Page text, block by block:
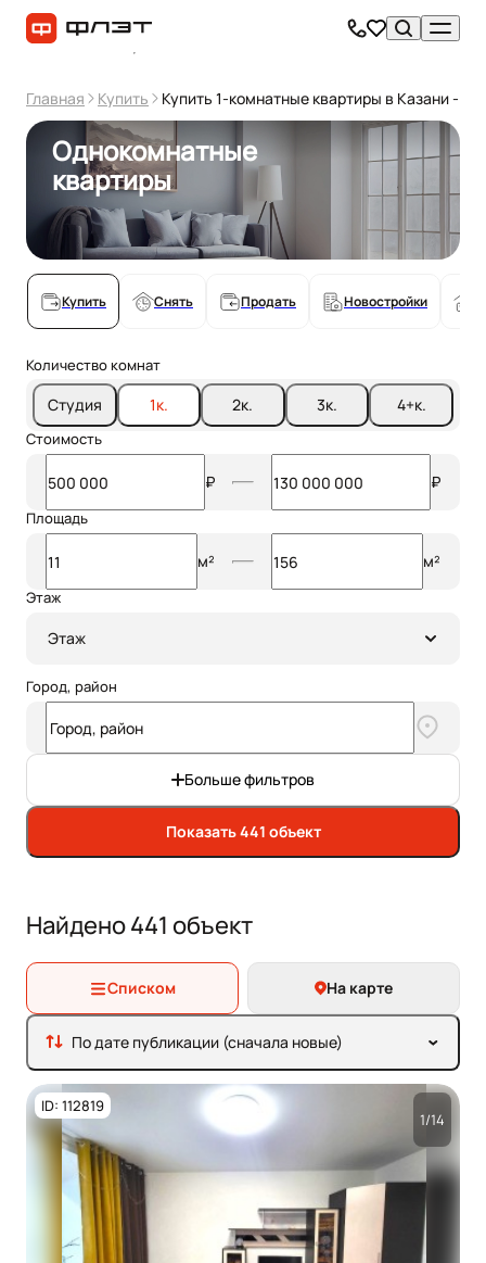
Главная Купить Купить 1-комнатные квартиры в Казани -
Однокомнатные
квартиры
Купить Снять Продать Новостройки
Количество комнат
Студия 1к. 2к. 3к. 4+к.
Стоимость
₽ ₽
Площадь
м² м²
Этаж
Этаж
Город, район
Больше фильтров
Показать 441 объект
Найдено 441 объект
Списком На карте
По дате публикации (сначала новые)
ID: 112819
1/14